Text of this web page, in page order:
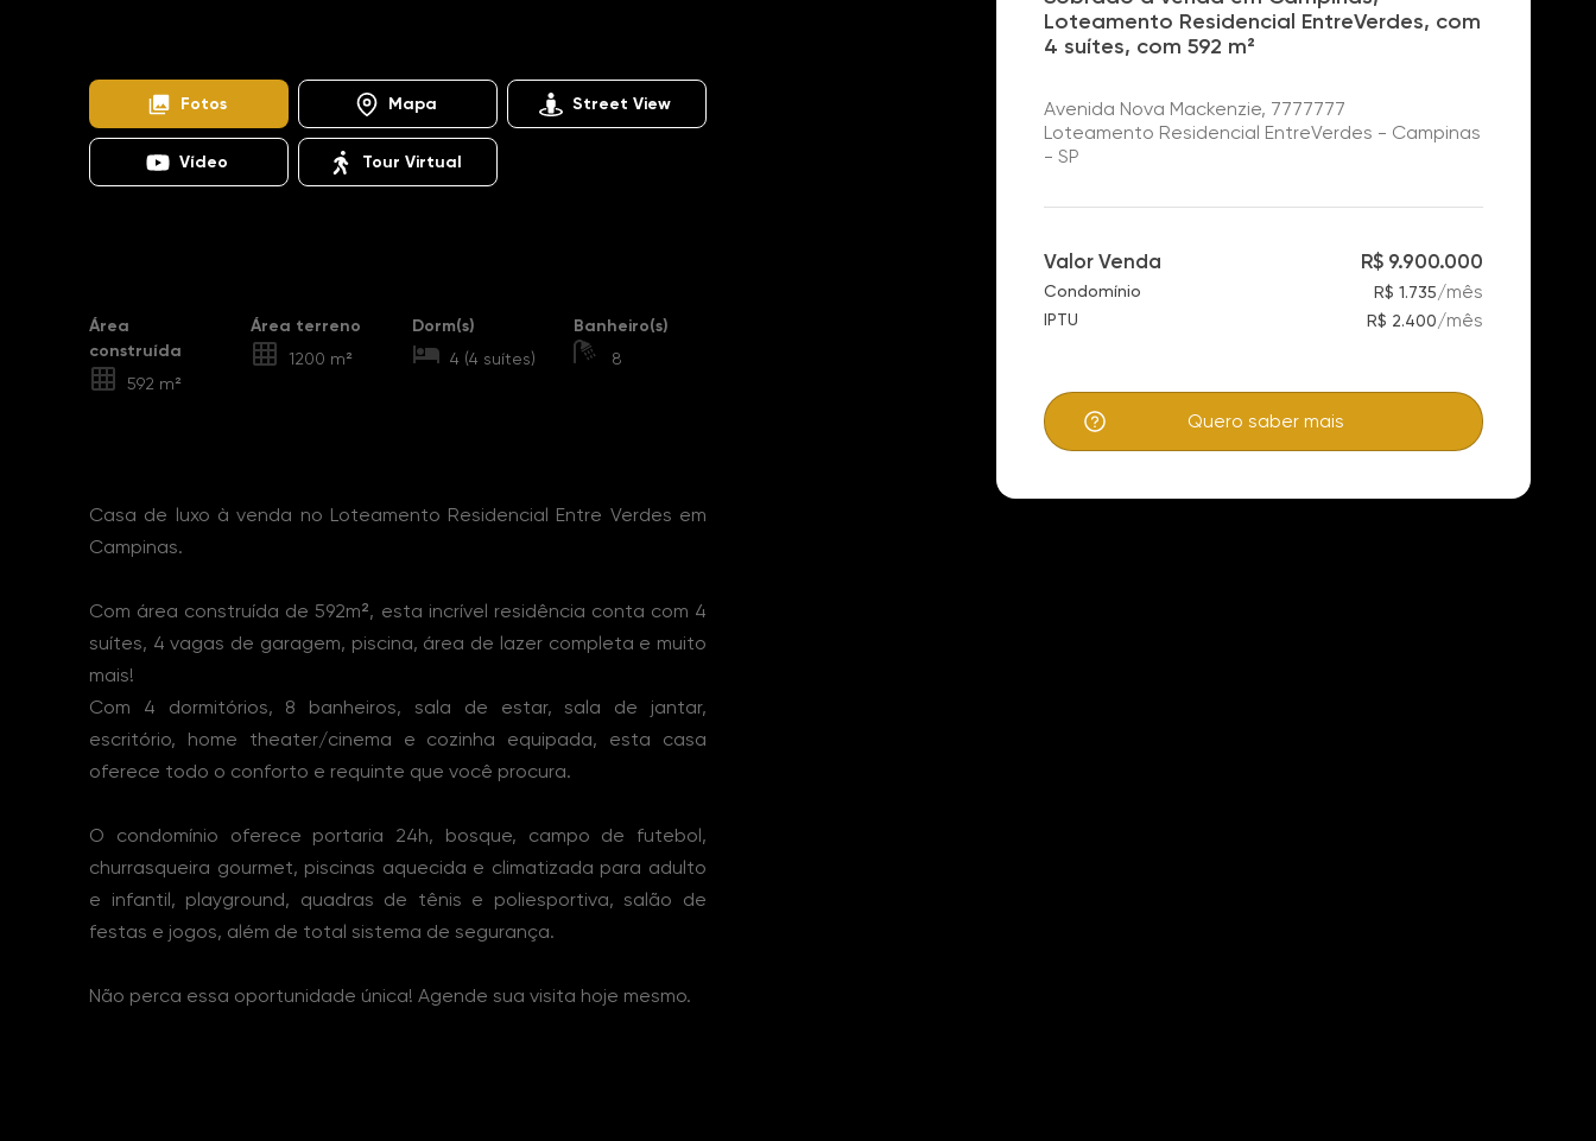
Fotos Mapa Street View
Vídeo Tour Virtual
Área
construída
592 m²
Área terreno
1200 m²
Dorm(s)
4 (4 suítes)
Banheiro(s)
8
Casa de luxo à venda no Loteamento Residencial Entre Verdes em
Campinas.
Com área construída de 592m², esta incrível residência conta com 4
suítes, 4 vagas de garagem, piscina, área de lazer completa e muito
mais!
Com 4 dormitórios, 8 banheiros, sala de estar, sala de jantar,
escritório, home theater/cinema e cozinha equipada, esta casa
oferece todo o conforto e requinte que você procura.
O condomínio oferece portaria 24h, bosque, campo de futebol,
churrasqueira gourmet, piscinas aquecida e climatizada para adulto
e infantil, playground, quadras de tênis e poliesportiva, salão de
festas e jogos, além de total sistema de segurança.
Não perca essa oportunidade única! Agende sua visita hoje mesmo.
Loteamento Residencial EntreVerdes, com
4 suítes, com 592 m²
Avenida Nova Mackenzie, 7777777
Loteamento Residencial EntreVerdes - Campinas
- SP
Valor Venda R$ 9.900.000
Condomínio R$ 1.735/mês
IPTU R$ 2.400/mês
Quero saber mais